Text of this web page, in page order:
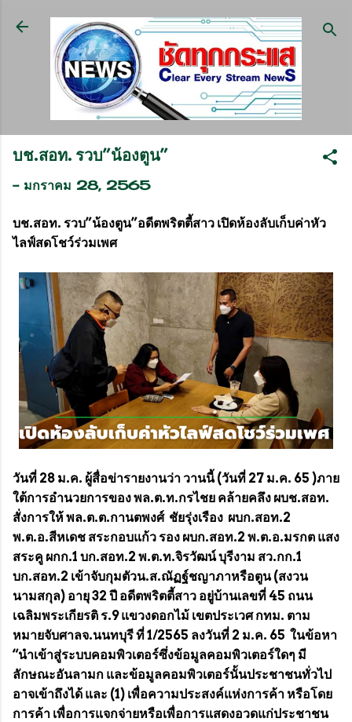
ข้ามไปที่เนื้อหาหลัก
บช.สอท. รวบ”น้องตูน”
- มกราคม 28, 2565
บช.สอท. รวบ”น้องตูน”อดีตพริตตี้สาว เปิดห้องลับเก็บค่าหัว
ไลฟ์สดโชว์ร่วมเพศ
วันที่ 28 ม.ค. ผู้สื่อข่ารายงานว่า วานนี้ (วันที่ 27 ม.ค. 65 )ภาย
ใต้การอำนวยการของ พล.ต.ท.กรไชย คล้ายคลึง ผบช.สอท.
สั่งการให้ พล.ต.ต.กานตพงศ์ ชัยรุ่งเรือง ผบก.สอท.2
พ.ต.อ.สีหเดช สระกอบแก้ว รอง ผบก.สอท.2 พ.ต.อ.มรกต แสง
สระคู ผกก.1 บก.สอท.2 พ.ต.ท.จิรวัฒน์ บุรีงาม สว.กก.1
บก.สอท.2 เข้าจับกุมตัวน.ส.ณัฏฐ์ชญาภาหรือตูน (สงวน
นามสกุล) อายุ 32 ปี อดีตพริตตี้สาว อยู่บ้านเลขที่ 45 ถนน
เฉลิมพระเกียรติ ร.9 แขวงดอกไม้ เขตประเวศ กทม. ตาม
หมายจับศาลจ.นนทบุรี ที่ 1/2565 ลงวันที่ 2 ม.ค. 65 ในข้อหา
“นำเข้าสู่ระบบคอมพิวเตอร์ซึ่งข้อมูลคอมพิวเตอร์ใดๆ มี
ลักษณะอันลามก และข้อมูลคอมพิวเตอร์นั้นประชาชนทั่วไป
อาจเข้าถึงได้ และ (1) เพื่อความประสงค์แห่งการค้า หรือโดย
การค้า เพื่อการแจกจ่ายหรือเพื่อการแสดงอวดแก่ประชาชน